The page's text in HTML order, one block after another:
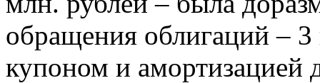
обращения облигаций –
купоном и амортизацией